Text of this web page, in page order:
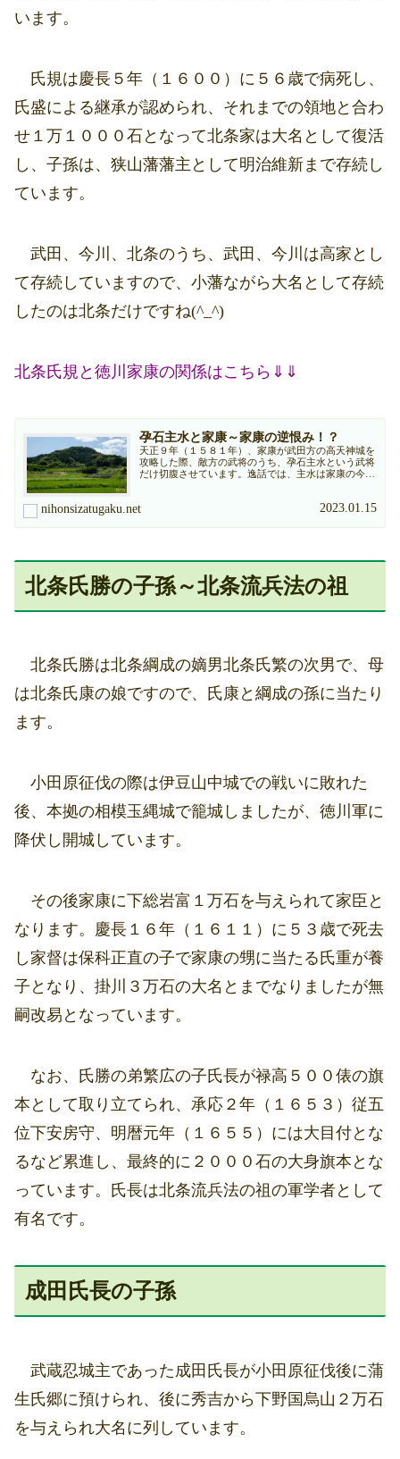
います。
氏規は慶長５年（１６００）に５６歳で病死し、
氏盛による継承が認められ、それまでの領地と合わ
せ１万１０００石となって北条家は大名として復活
し、子孫は、狭山藩藩主として明治維新まで存続し
ています。
武田、今川、北条のうち、武田、今川は高家とし
て存続していますので、小藩ながら大名として存続
したのは北条だけですね(^_^)
北条氏規と徳川家康の関係はこちら⇓⇓
孕石主水と家康～家康の逆恨み！？
天正９年（１５８１年）、家康が武田方の高天神城を
攻略した際、敵方の武将のうち、孕石主水という武将
だけ切腹させています。逸話では、主水は家康の今川
nihonsizatugaku.net 2023.01.15
北条氏勝の子孫～北条流兵法の祖
北条氏勝は北条綱成の嫡男北条氏繁の次男で、母
は北条氏康の娘ですので、氏康と綱成の孫に当たり
ます。
小田原征伐の際は伊豆山中城での戦いに敗れた
後、本拠の相模玉縄城で籠城しましたが、徳川軍に
降伏し開城しています。
その後家康に下総岩富１万石を与えられて家臣と
なります。慶長１６年（１６１１）に５３歳で死去
し家督は保科正直の子で家康の甥に当たる氏重が養
子となり、掛川３万石の大名とまでなりましたが無
嗣改易となっています。
なお、氏勝の弟繁広の子氏長が禄高５００俵の旗
本として取り立てられ、承応２年（１６５３）従五
位下安房守、明暦元年（１６５５）には大目付とな
るなど累進し、最終的に２０００石の大身旗本とな
っています。氏長は北条流兵法の祖の軍学者として
有名です。
成田氏長の子孫
武蔵忍城主であった成田氏長が小田原征伐後に蒲
生氏郷に預けられ、後に秀吉から下野国烏山２万石
を与えられ大名に列しています。